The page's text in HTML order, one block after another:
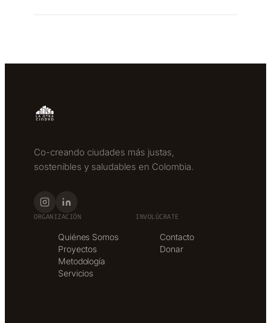
Co-creando ciudades más justas,
sostenibles y saludables en Colombia.
ORGANIZACIÓN
Quiénes Somos
Proyectos
Metodología
Servicios
INVOLÚCRATE
Contacto
Donar